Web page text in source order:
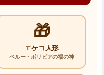
🎁
エケコ人形
ペルー・ボリビアの福の神